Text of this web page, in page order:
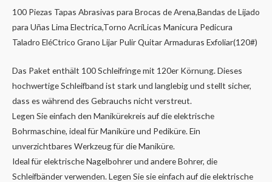
100 Piezas Tapas Abrasivas para Brocas de Arena,Bandas de Lijado
para Uñas Lima Electrica,Torno AcríLicas Manicura Pedicura
Taladro EléCtrico Grano Lijar Pulir Quitar Armaduras Exfoliar(120#)
Das Paket enthält 100 Schleifringe mit 120er Körnung. Dieses
hochwertige Schleifband ist stark und langlebig und stellt sicher,
dass es während des Gebrauchs nicht verstreut.
Legen Sie einfach den Manikürekreis auf die elektrische
Bohrmaschine, ideal für Maniküre und Pediküre. Ein
unverzichtbares Werkzeug für die Maniküre.
Ideal für elektrische Nagelbohrer und andere Bohrer, die
Schleifbänder verwenden. Legen Sie sie einfach auf die elektrische